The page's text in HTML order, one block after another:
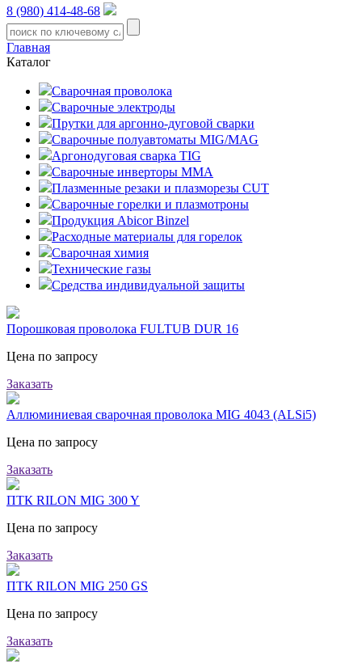
8 (980) 414-48-68
Главная
Каталог
Сварочная проволока
Сварочные электроды
Прутки для аргонно-дуговой сварки
Сварочные полуавтоматы MIG/MAG
Аргонодуговая сварка TIG
Сварочные инверторы MMA
Плазменные резаки и плазморезы CUT
Сварочные горелки и плазмотроны
Продукция Abicor Binzel
Расходные материалы для горелок
Сварочная химия
Технические газы
Средства индивидуальной защиты
Порошковая проволока FULTUB DUR 16
Цена по запросу
Заказать
Аллюминиевая сварочная проволока MIG 4043 (ALSi5)
Цена по запросу
Заказать
ПТК RILON MIG 300 Y
Цена по запросу
Заказать
ПТК RILON MIG 250 GS
Цена по запросу
Заказать